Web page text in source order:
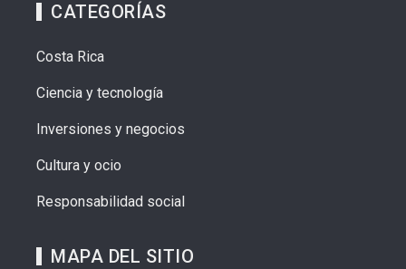
CATEGORÍAS
Costa Rica
Ciencia y tecnología
Inversiones y negocios
Cultura y ocio
Responsabilidad social
MAPA DEL SITIO